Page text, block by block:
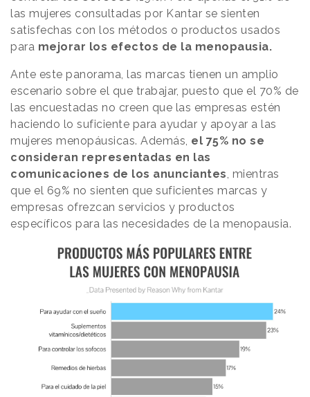
las mujeres consultadas por Kantar se sienten
satisfechas con los métodos o productos usados
para mejorar los efectos de la menopausia.
Ante este panorama, las marcas tienen un amplio
escenario sobre el que trabajar, puesto que el 70% de
las encuestadas no creen que las empresas estén
haciendo lo suficiente para ayudar y apoyar a las
mujeres menopáusicas. Además, el 75% no se
consideran representadas en las
comunicaciones de los anunciantes , mientras
que el 69% no sienten que suficientes marcas y
empresas ofrezcan servicios y productos
específicos para las necesidades de la menopausia.